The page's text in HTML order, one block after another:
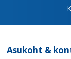
Asukoht &